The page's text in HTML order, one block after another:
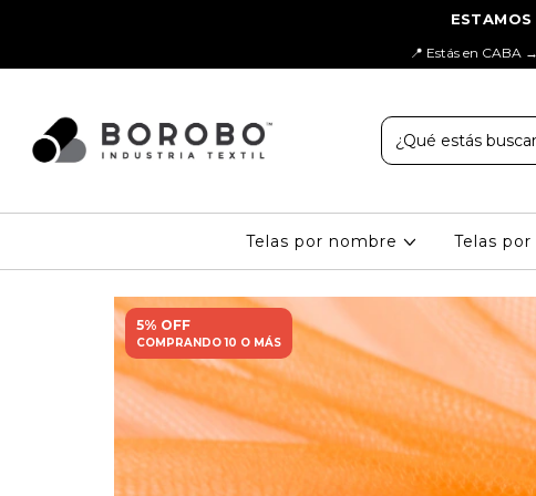
📍 Estás en CABA
Telas por nombre Telas por
5% OFF
COMPRANDO 10 O MÁS